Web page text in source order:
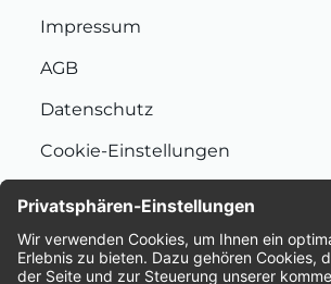
Impressum
AGB
Datenschutz
Cookie-Einstellungen
Bewertungen